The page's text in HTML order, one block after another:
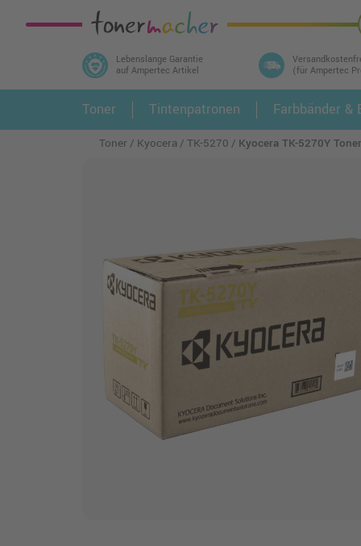
Lebenslange Garantie
auf Ampertec Artikel
(für Ampertec
In 3 einfachen Schritten ihr Druckermodell
und alle dazu passenden Artikel finden ➤ 1.
Toner Tintenpatronen Farbbänder &
Toner Kyocera TK-5270 Kyocera TK-5270Y